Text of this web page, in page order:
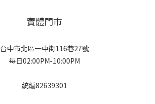
實體門市
台中市北區一中街116巷27號
每日02:00PM-10:00PM
統編82639301